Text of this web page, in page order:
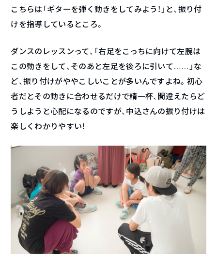
こちらは「ギターを弾く動きをしてみよう！」と、振り付
けを指導しているところ。
ダンスのレッスンって、「右足をこっちに向けて左腕は
この動きをして、そのあと左足を後ろに引いて……」な
ど、振り付けがややこしいことが多いんですよね。初心
者だとその動きに合わせるだけで精一杯、間違えたらど
うしようと心配になるのですが、中込さんの振り付けは
楽しくわかりやすい！